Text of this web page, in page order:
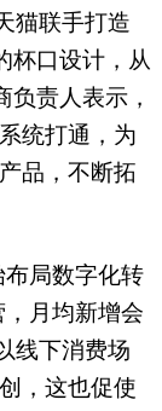
猫联手打造
杯口设计，从
负责人表示，
统打通，为
品，不断拓
局数字化转
月均新增会
线下消费场
，这也促使